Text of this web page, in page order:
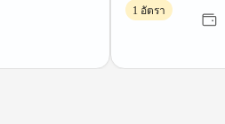
1 อัตรา